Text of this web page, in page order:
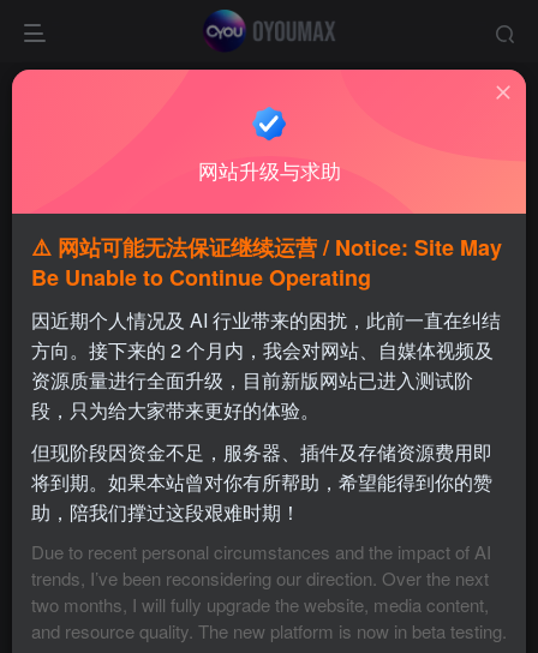
GTA SA 最终重制版
三部曲最终重制版
支持系统
iOS
版本
通用版
2.5 GB
1.3W+ 16
三座个性十足的城市，三段扣人心弦的故事。重温开创了流
派先河的 Grand Theft Auto 经典三部曲：Grand Theft Auto
III、Grand Theft Auto: Vice City 和 Grand Theft Auto: San
Andreas。同时，您还能体验到新世代的全面功能改进，包
网站升级与求助
⚠️ 网站可能无法保证继续运营 / Notice: Site May
Be Unable to Continue Operating
因近期个人情况及 AI 行业带来的困扰，此前一直在纠结
方向。接下来的 2 个月内，我会对网站、自媒体视频及
资源质量进行全面升级，目前新版网站已进入测试阶
段，只为给大家带来更好的体验。
但现阶段因资金不足，服务器、插件及存储资源费用即
将到期。如果本站曾对你有所帮助，希望能得到你的赞
助，陪我们撑过这段艰难时期！
Due to recent personal circumstances and the impact of AI
trends, I’ve been reconsidering our direction. Over the next
two months, I will fully upgrade the website, media content,
and resource quality. The new platform is now in beta testing.